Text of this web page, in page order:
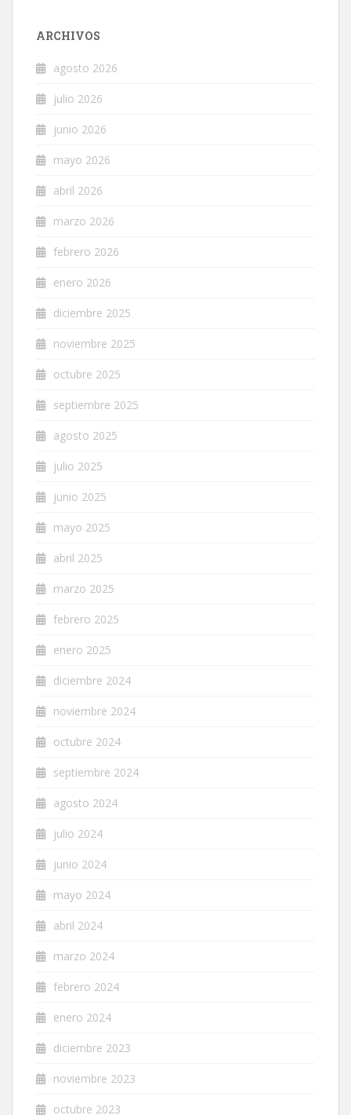
ARCHIVOS
agosto 2026
julio 2026
junio 2026
mayo 2026
abril 2026
marzo 2026
febrero 2026
enero 2026
diciembre 2025
noviembre 2025
octubre 2025
septiembre 2025
agosto 2025
julio 2025
junio 2025
mayo 2025
abril 2025
marzo 2025
febrero 2025
enero 2025
diciembre 2024
noviembre 2024
octubre 2024
septiembre 2024
agosto 2024
julio 2024
junio 2024
mayo 2024
abril 2024
marzo 2024
febrero 2024
enero 2024
diciembre 2023
noviembre 2023
octubre 2023